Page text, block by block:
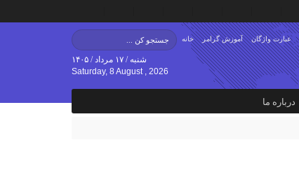
خانه آموزش گرامر عبارت واژگان
شنبه / ۱۷ مرداد / ۱۴۰۵
Saturday, 8 August , 2026
درباره ما